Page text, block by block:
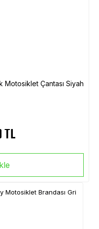
Motosiklet Çantası Siyah